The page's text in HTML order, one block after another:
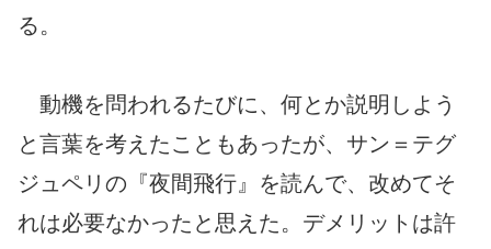
る。
動機を問われるたびに、何とか説明しよう
と言葉を考えたこともあったが、サン＝テグ
ジュペリの『夜間飛行』を読んで、改めてそ
れは必要なかったと思えた。デメリットは許